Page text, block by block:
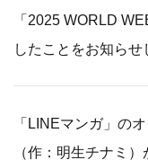
「2025 WORLD
したことをお知らせ
「LINEマンガ」の
（作：明生チナミ